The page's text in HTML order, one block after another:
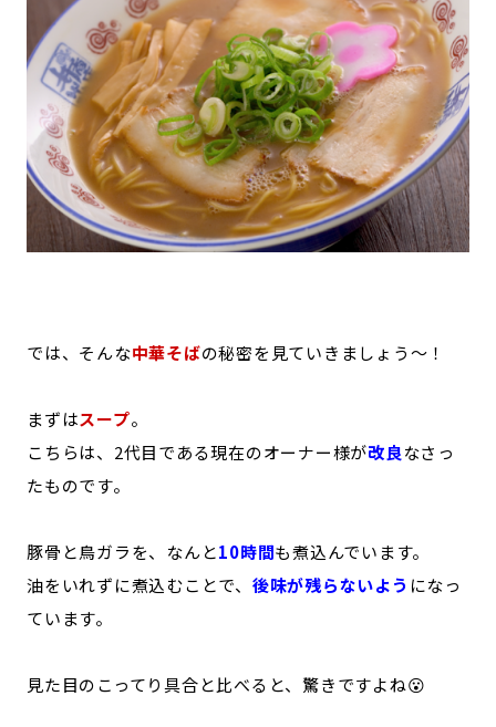
では、そんな中華そばの秘密を見ていきましょう～！
まずはスープ。
こちらは、2代目である現在のオーナー様が改良なさっ
たものです。
豚骨と鳥ガラを、なんと10時間も煮込んでいます。
油をいれずに煮込むことで、 後味が残らないよう になっ
ています。
見た目のこってり具合と比べると、驚きですよね😮